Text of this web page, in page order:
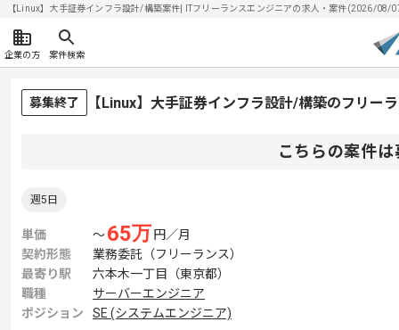
【Linux】大手証券インフラ設計/構築案件| ITフリーランスエンジニアの求人・案件(2026/08/
企業の方 案件検索
募集終了 【Linux】大手証券インフラ設計/構築のフリー
こちらの案件
週5日
単価 〜65万 円／月
契約形態
業務委託（フリーランス）
最寄り駅
六本木一丁目（東京都）
職種
サーバーエンジニア
ポジション
SE (システムエンジニア)